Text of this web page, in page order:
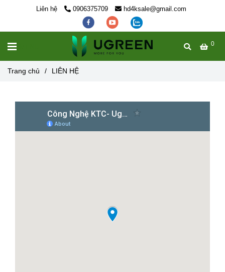
Liên hệ 0906375709 hd4ksale@gmail.com
0
Trang chủ / LIÊN HỆ